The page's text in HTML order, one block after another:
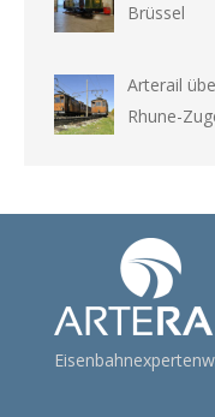
Brüssel
Arterail
Rhune-